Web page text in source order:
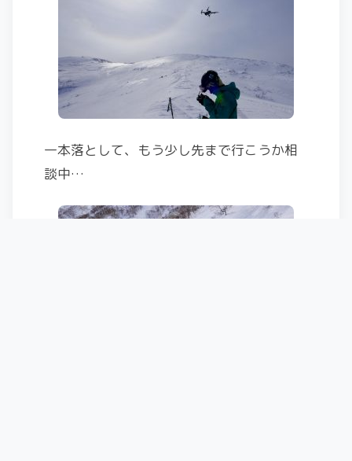
一本落として、もう少し先まで行こうか相
談中…